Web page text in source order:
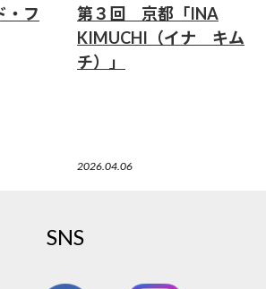
フ
第３回 京都「INA
KIMUCHI（イナ キム
チ）」
2026.04.06
SNS